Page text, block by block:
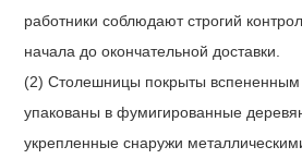
работники соблюдают строгий
начала до окончательной доставки.
(2) Столешницы покрыты вспененным
упакованы в фумигированные
укрепленные снаружи